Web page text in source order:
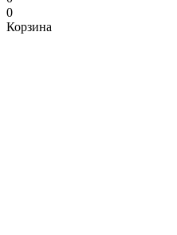
0
Корзина